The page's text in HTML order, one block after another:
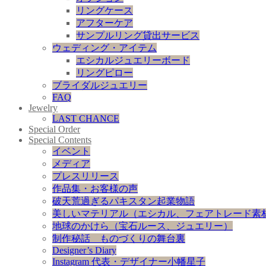
リングケース
アフターケア
サンプルリング貸出サービス
ウェディング・アイテム
エシカルジュエリーボード
リングピロー
ブライダルジュエリー
FAQ
Jewelry
LAST CHANCE
Special Order
Special Contents
イベント
メディア
プレスリリース
作品集・お客様の声
破天荒過ぎるパキスタン起業物語
美しいマテリアル（エシカル、フェアトレード素
地球のかけら（宝石ルース、ジュエリー）
制作秘話 ものづくりの舞台裏
Designer’s Diary
Instagram 代表・デザイナー小幡星子